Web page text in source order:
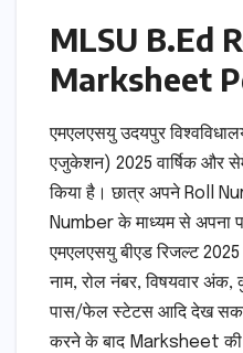
MLSU B.Ed
Marksheet
एमएलएसयु उदयपुर
एजुकेशन) 2025 वार्षिक और
किया है। छात्र अपने Roll
Number के माध्यम से अपना
एमएलएसयु बीएड रिजल्ट 2025
नाम, रोल नंबर, विषयवार
पास/फेल स्टेटस आदि देख
करने के बाद Marksheet की